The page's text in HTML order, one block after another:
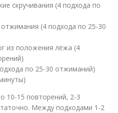
скручивания (4 подхода по
(4 подхода по 25-30
из положения лёжа (4
по 25-30 отжиманий)
10-15 повторений, 2-3
Между подходами 1-2